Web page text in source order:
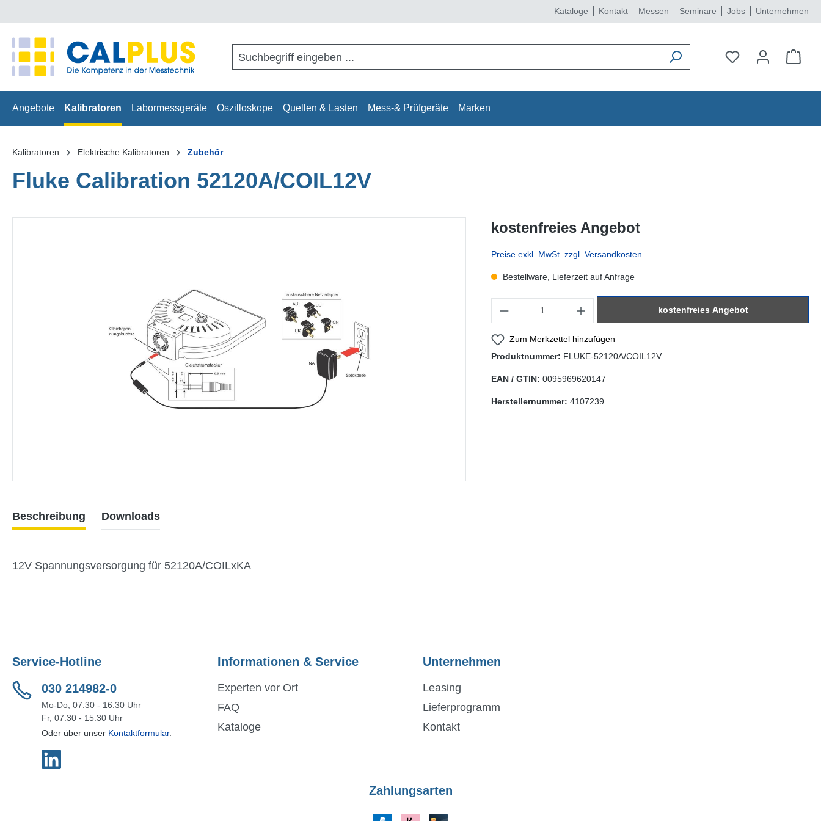
Kataloge Kontakt Messen Seminare Jobs Unternehmen
Angebote Kalibratoren Labormessgeräte Oszilloskope Quellen & Lasten Mess-& Prüfgeräte Marken
Kalibratoren Elektrische Kalibratoren Zubehör
Fluke Calibration 52120A/COIL12V
kostenfreies Angebot
Preise exkl. MwSt. zzgl. Versandkosten
Bestellware, Lieferzeit auf Anfrage
kostenfreies Angebot
Zum Merkzettel hinzufügen
Produktnummer: FLUKE-52120A/COIL12V
EAN / GTIN: 0095969620147
Herstellernummer: 4107239
Beschreibung Downloads
12V Spannungsversorgung für 52120A/COILxKA
Service-Hotline
030 214982-0
Mo-Do, 07:30 - 16:30 Uhr
Fr, 07:30 - 15:30 Uhr
Oder über unser Kontaktformular.
Informationen & Service
Experten vor Ort
FAQ
Kataloge
Unternehmen
Leasing
Lieferprogramm
Kontakt
Zahlungsarten